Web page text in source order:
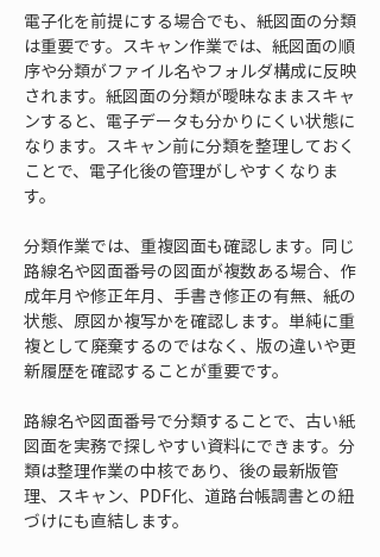
電子化を前提にする場合でも、紙図面の分類
は重要です。スキャン作業では、紙図面の順
序や分類がファイル名やフォルダ構成に反映
されます。紙図面の分類が曖昧なままスキャ
ンすると、電子データも分かりにくい状態に
なります。スキャン前に分類を整理しておく
ことで、電子化後の管理がしやすくなりま
す。
分類作業では、重複図面も確認します。同じ
路線名や図面番号の図面が複数ある場合、作
成年月や修正年月、手書き修正の有無、紙の
状態、原図か複写かを確認します。単純に重
複として廃棄するのではなく、版の違いや更
新履歴を確認することが重要です。
路線名や図面番号で分類することで、古い紙
図面を実務で探しやすい資料にできます。分
類は整理作業の中核であり、後の最新版管
理、スキャン、PDF化、道路台帳調書との紐
づけにも直結します。